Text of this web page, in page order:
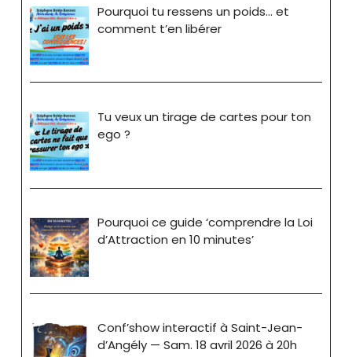
Pourquoi tu ressens un poids… et
comment t’en libérer
Tu veux un tirage de cartes pour ton
ego ?
Pourquoi ce guide ‘comprendre la Loi
d’Attraction en 10 minutes’
Conf’show interactif à Saint-Jean-
d’Angély — Sam. 18 avril 2026 à 20h